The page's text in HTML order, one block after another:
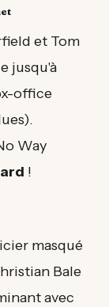
et Tom
jusqu'à
office
Way
!
masqué
Bale
avec